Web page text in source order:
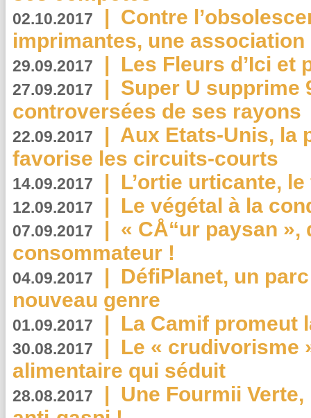
02.10.2017 | Contre
imprimantes, une
29.09.2017 | Les Fleurs d’Ici et
27.09.2017 | Super U supprime
controversées de ses rayons
22.09.2017 | Aux Etats-Unis, la
favorise les circuits-courts
14.09.2017 | L’ortie urticante,
12.09.2017 | Le végétal à la
07.09.2017 | « CÅ“ur paysan
consommateur !
04.09.2017 | DéfiPlanet, un
nouveau genre
01.09.2017 | La Camif promeut
30.08.2017 | Le « crudivorisme
alimentaire qui séduit
28.08.2017 | Une Fourmii